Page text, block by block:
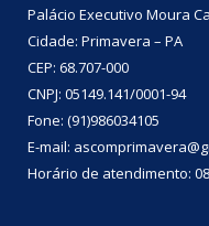
Palácio Executivo Moura
Cidade: Primavera – PA
CEP: 68.707-000
CNPJ: 05149.141/0001-94
Fone: (91)986034105
E-mail:
Horário de atendimento: